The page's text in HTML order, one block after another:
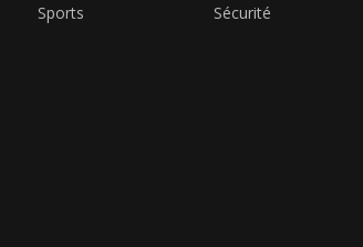
Sports
Sécurité